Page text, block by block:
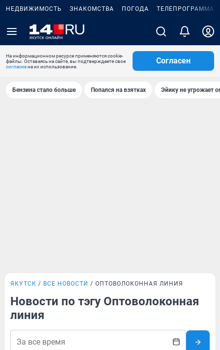
НЕДВИЖИМОСТЬ ЗНАКОМСТВА ПОГОДА ТЕЛЕПРОГРАММА
На информационном ресурсе применяются cookie-
файлы. Оставаясь на сайте, вы подтверждаете свое
согласиена их использование.
Согласен
Бензина стало больше Попался на взятках Эйику не угрожает
ЯКУТСК ВСЕ НОВОСТИ ОПТОВОЛОКОННАЯ ЛИНИЯ
Новости по тэгу Оптоволоконная
линия